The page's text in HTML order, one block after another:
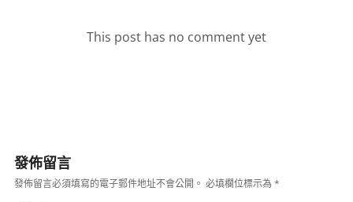
This post has no comment yet
發佈留言
發佈留言必須填寫的電子郵件地址不會公開。 必填欄位標示為*